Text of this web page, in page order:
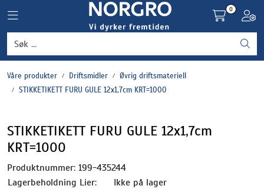
Toggle navigation
0
Våre produkter Driftsmidler
Øvrig driftsmateriell
STIKKETIKETT FURU GULE 12x1,7cm KRT=1000
STIKKETIKETT FURU GULE 12x1,7cm
KRT=1000
Produktnummer: 199-435244
Lagerbeholdning Lier:
Ikke på lager
Grønnsaker
Settepotet og setteløk
Plantevern og nyttedyr
Blomster, potter og brett